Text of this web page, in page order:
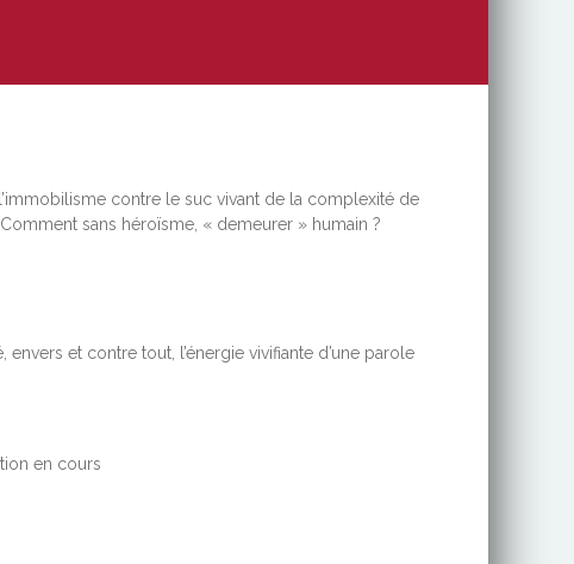
contre le suc vivant de la complexité de
sans héroïsme, « demeurer » humain ?
et contre tout, l’énergie vivifiante d’une parole
en cours